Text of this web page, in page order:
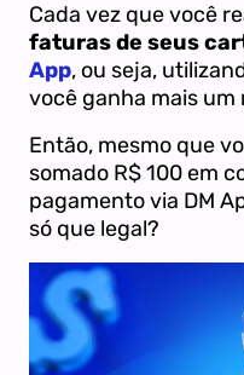
Cada vez que você
faturas de seus
App, ou seja,
você ganha mais um
Então, mesmo que
somado R$ 100 em
pagamento via DM
só que legal?